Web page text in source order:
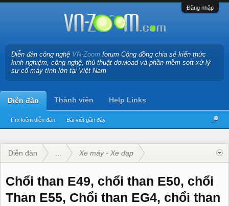
Đăng nhập
Diễn đàn công nghệ VN-Zoom forum Cộng đồng chia sẻ kiến thức
kinh nghiệm, công nghệ, thủ thuật dowload và phần mềm soft xử lý
sự cố máy tính lớn tại Việt Nam
Diễn đàn
Tìm kiếm diễn đàn Bài viết gần đây
Thành viên Help Links
Diễn đàn Xe máy - Xe đạp
Chổi than E49, chổi than E50, chổi
Than E55, Chổi than EG4, chổi than